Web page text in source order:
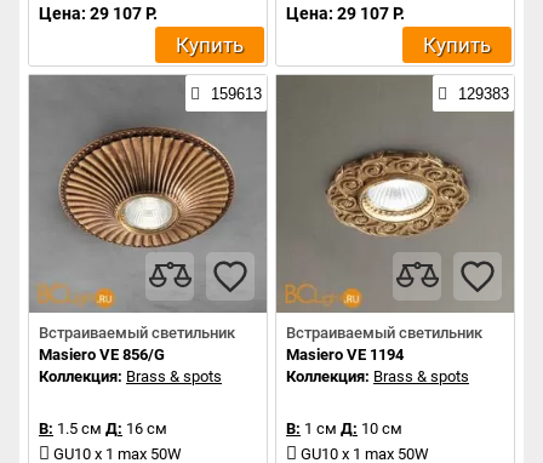
Цена: 29 107 Р.
Купить
Цена: 29 107 Р.
Купить
159613
Встраиваемый светильник
Masiero VE 856/G
Коллекция: Brass & spots
В: 1.5 см Д: 16 см
GU10 x 1 max 50W
129383
Встраиваемый светильник
Masiero VE 1194
Коллекция: Brass & spots
В: 1 см Д: 10 см
GU10 x 1 max 50W